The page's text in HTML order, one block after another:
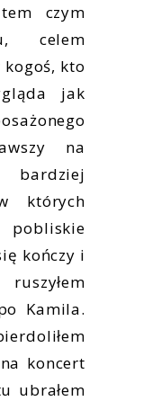
czym
celem
kto
jak
na
bardziej
których
pobliskie
kończy i
Kamila.
koncert
ubrałem